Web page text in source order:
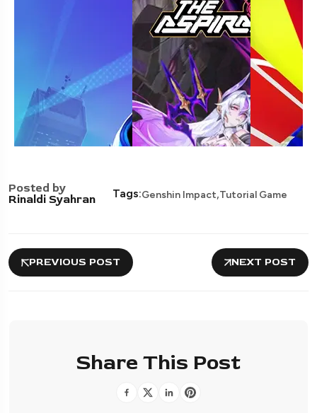
Posted by
Rinaldi Syahran
Tags:Genshin Impact,Tutorial Game
PREVIOUS POST NEXT POST
Share This Post